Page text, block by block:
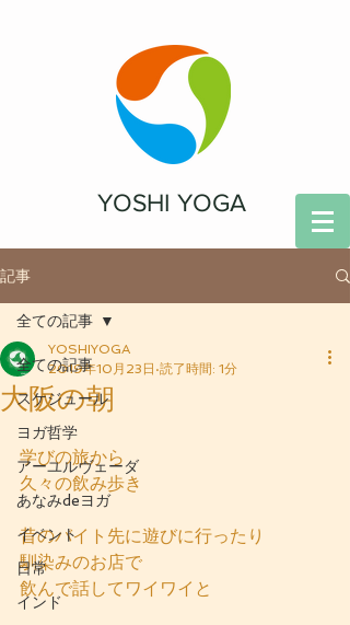
YOSHI YOGA
記事
全ての記事
スケジュール
ヨガ哲学
アーユルヴェーダ
あなみdeヨガ
イベント
日常
インド
全ての記事
大阪の朝
YOSHIYOGA
2019年10月23日 読了時間: 1分
学びの旅から
久々の飲み歩き
昔のバイト先に遊びに行ったり
馴染みのお店で
飲んで話してワイワイと